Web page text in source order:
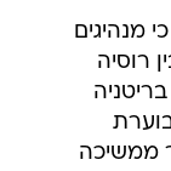
מנהיגים
רוסיה
ממשיכה